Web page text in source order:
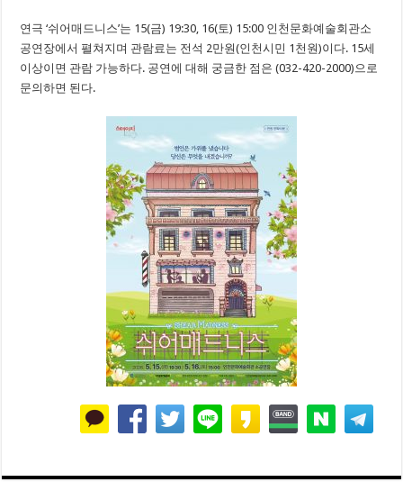
연극 ‘쉬어매드니스’는 15(금) 19:30, 16(토) 15:00 인천문화예술회관소
공연장에서 펼쳐지며 관람료는 전석 2만원(인천시민 1천원)이다. 15세
이상이면 관람 가능하다. 공연에 대해 궁금한 점은 (032-420-2000)으로
문의하면 된다.